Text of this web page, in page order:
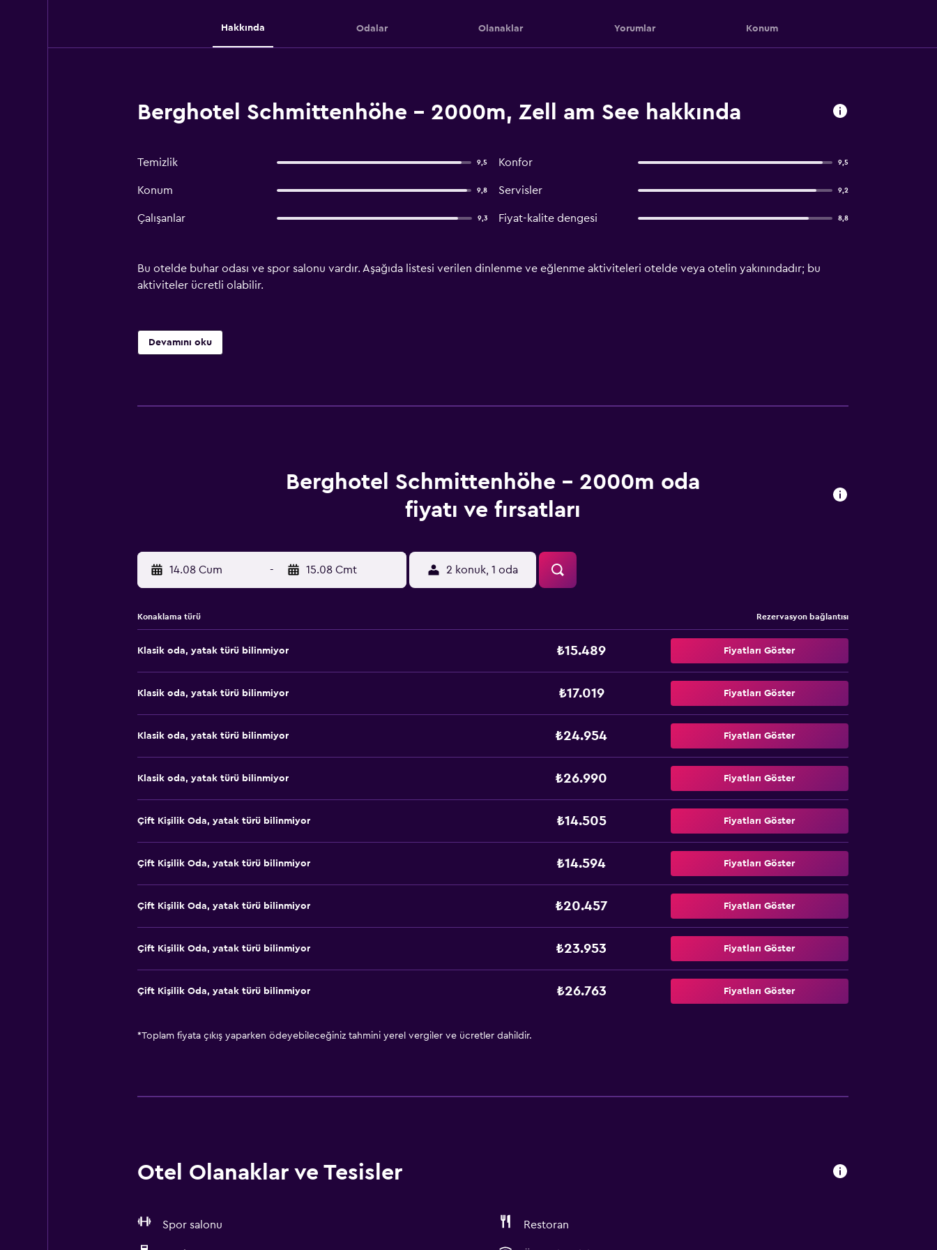
Hakkında Odalar Olanaklar Yorumlar Konum
Berghotel Schmittenhöhe - 2000m, Zell am See hakkında
Temizlik 9,5 Konfor 9,5
Konum 9,8 Servisler 9,2
Çalışanlar 9,3 Fiyat-kalite dengesi 8,8
Bu otelde buhar odası ve spor salonu vardır. Aşağıda listesi verilen dinlenme ve eğlenme aktiviteleri otelde veya otelin yakınındadır; bu
aktiviteler ücretli olabilir.
Devamını oku
Berghotel Schmittenhöhe - 2000m oda
fiyatı ve fırsatları
14.08 Cum - 15.08 Cmt 2 konuk, 1 oda
Konaklama türü Rezervasyon bağlantısı
Klasik oda, yatak türü bilinmiyor ₺15.489 Fiyatları Göster
Klasik oda, yatak türü bilinmiyor ₺17.019 Fiyatları Göster
Klasik oda, yatak türü bilinmiyor ₺24.954 Fiyatları Göster
Klasik oda, yatak türü bilinmiyor ₺26.990 Fiyatları Göster
Çift ​Kişilik Oda, yatak türü bilinmiyor ₺14.505 Fiyatları Göster
Çift ​Kişilik Oda, yatak türü bilinmiyor ₺14.594 Fiyatları Göster
Çift ​Kişilik Oda, yatak türü bilinmiyor ₺20.457 Fiyatları Göster
Çift ​Kişilik Oda, yatak türü bilinmiyor ₺23.953 Fiyatları Göster
Çift ​Kişilik Oda, yatak türü bilinmiyor ₺26.763 Fiyatları Göster
*Toplam fiyata çıkış yaparken ödeyebileceğiniz tahmini yerel vergiler ve ücretler dahildir.
Otel Olanaklar ve Tesisler
Spor salonu Restoran